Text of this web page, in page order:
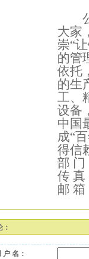
公
大家
崇“
的管
依托
的生
工、
设备
中国
成“
得信
部 门
传 真
邮 箱
户 名：